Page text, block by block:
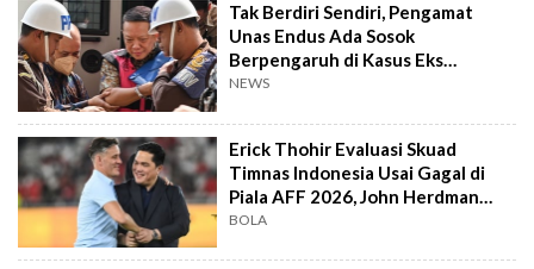
Tak Berdiri Sendiri, Pengamat
Unas Endus Ada Sosok
Berpengaruh di Kasus Eks
Jampidsus
NEWS
Erick Thohir Evaluasi Skuad
Timnas Indonesia Usai Gagal di
Piala AFF 2026, John Herdman
Out?
BOLA